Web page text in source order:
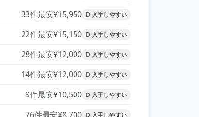
33件最安¥15,950 D 入手しやすい
22件最安¥15,150 D 入手しやすい
28件最安¥12,000 D 入手しやすい
14件最安¥12,000 D 入手しやすい
9件最安¥10,500 D 入手しやすい
76件最安¥8,700 D 入手しやすい